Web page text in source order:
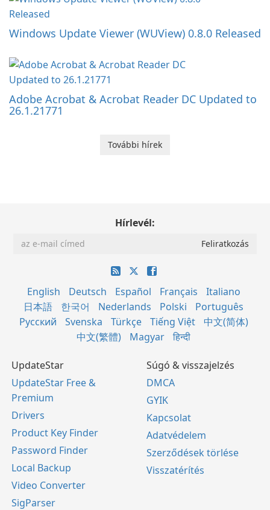
Windows Update Viewer (WUView) 0.8.0 Released
Adobe Acrobat & Acrobat Reader DC Updated to
26.1.21771
További hírek
Hírlevél:
English Deutsch Español Français
Italiano
日本語
한국어 Nederlands Polski
Português
Русский
Svenska Türkçe Tiếng Việt
中文(简体)
中文(繁體)
Magyar हिन्दी
UpdateStar
UpdateStar Free &
Premium
Drivers
Product Key Finder
Password Finder
Local Backup
Video Converter
SigParser
Súgó & visszajelzés
DMCA
GYIK
Kapcsolat
Adatvédelem
Szerződések törlése
Visszatérítés